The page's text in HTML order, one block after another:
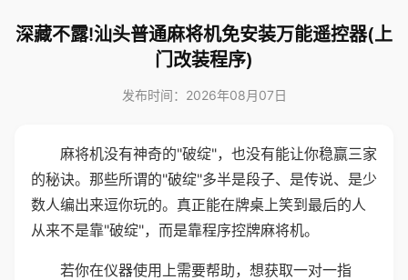
深藏不露!汕头普通麻将机免安装万能遥控器(上
门改装程序)
发布时间：2026年08月07日
麻将机没有神奇的"破绽"，也没有能让你稳赢三家
的秘诀。那些所谓的"破绽"多半是段子、是传说、是少
数人编出来逗你玩的。真正能在牌桌上笑到最后的人
从来不是靠"破绽"，而是靠程序控牌麻将机。
若你在仪器使用上需要帮助，想获取一对一指